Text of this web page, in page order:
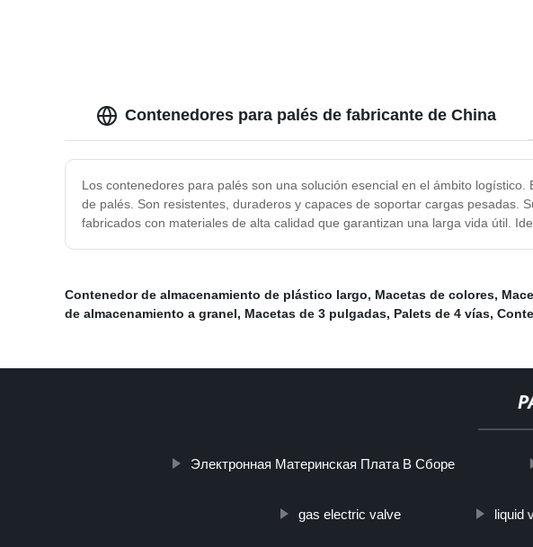
Contenedores para palés de fabricante de China
Los contenedores para palés son una solución esencial en el ámbito
de palés. Son resistentes, duraderos y capaces de soportar cargas pesadas.
fabricados con materiales de alta calidad que garantizan una larga vida útil.
Contenedor de almacenamiento de plástico largo, Macetas de colores,
de almacenamiento a granel, Macetas de 3 pulgadas, Palets de 4 vías,
Электронная Материнская Плата В Сборе
gas electric valve liquid